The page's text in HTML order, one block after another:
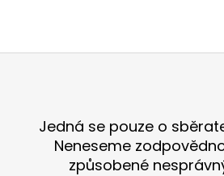
20
Z
Jedná se pouze o
Neneseme
způsobené